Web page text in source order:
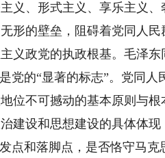
义、形式主义、享乐主义
形的壁垒，阻碍着党同人民
义政党的执政根基。毛泽
党的“显著的标志”。党同人
位不可撼动的基本原则与
建设和思想建设的具体体
点和落脚点，是否恪守马克